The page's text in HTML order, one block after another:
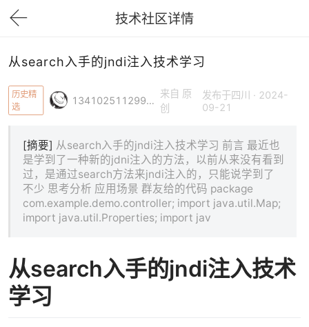
技术社区详情
下拉刷新
从search入手的jndi注入技术学习
历史精
选
1341025112991831
来自 原
创
发布于四川 · 2024-
09-21
[摘要] 从search入手的jndi注入技术学习 前言 最近也
是学到了一种新的jdni注入的方法，以前从来没有看到
过，是通过search方法来jndi注入的，只能说学到了
不少 思考分析 应用场景 群友给的代码 package
com.example.demo.controller; import java.util.Map;
import java.util.Properties; import jav
从search入手的jndi注入技术
学习